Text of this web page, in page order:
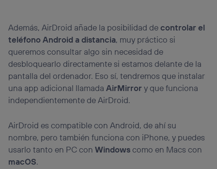
Además, AirDroid añade la posibilidad decontrolar el
teléfono Android a distancia, muy práctico si
queremos consultar algo sin necesidad de
desbloquearlo directamente si estamos delante de la
pantalla del ordenador. Eso sí, tendremos que instalar
una app adicional llamadaAirMirrory que funciona
independientemente de AirDroid.
AirDroid es compatible con Android, de ahí su
nombre, pero también funciona con iPhone, y puedes
usarlo tanto en PC conWindowscomo en Macs con
macOS.